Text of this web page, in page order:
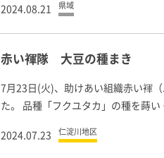
2024.08.21 県域
赤い褌隊 大豆の種まき
7月23日(火)、助けあい組織赤い褌
た。 品種「フクユタカ」の種を蒔
2024.07.23 仁淀川地区